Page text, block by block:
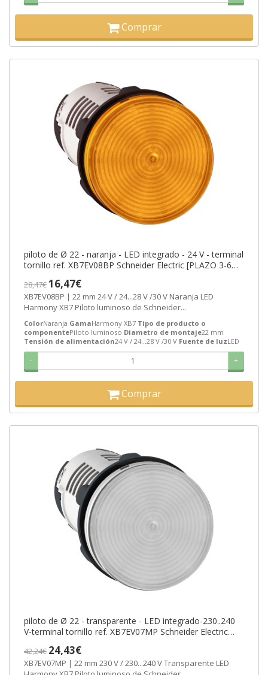
Comprar
piloto de Ø 22 - naranja - LED integrado - 24 V - terminal
tornillo ref. XB7EV08BP Schneider Electric [PLAZO 3-6
28,47€16,47€
XB7EV08BP | 22 mm 24 V / 24...28 V /30 V Naranja LED
Harmony XB7 Piloto luminoso de Schneider...
ColorNaranja GamaHarmony XB7 Tipo de producto o
componentePiloto luminoso Diametro de montaje22 mm
Tensión de alimentación24 V / 24...28 V /30 V Fuente de luzLED
- +
Comprar
piloto de Ø 22 - transparente - LED integrado-230..240
V-terminal tornillo ref. XB7EV07MP Schneider Electric
42,24€ 24,43€
XB7EV07MP | 22 mm 230 V / 230...240 V Transparente LED